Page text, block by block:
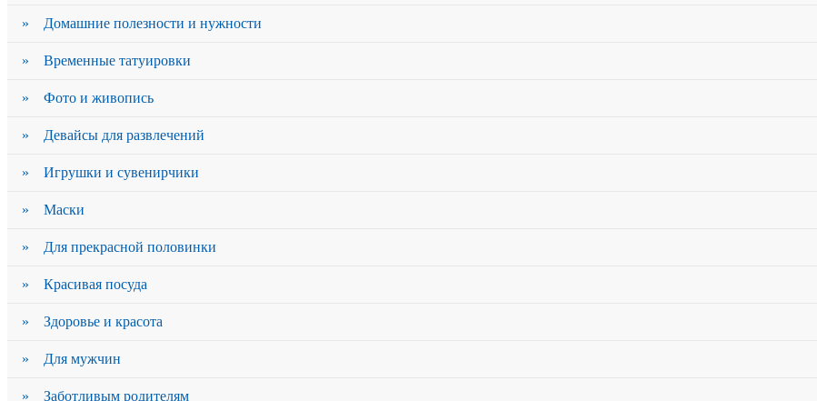
» Домашние полезности и нужности
» Временные татуировки
» Фото и живопись
» Девайсы для развлечений
» Игрушки и сувенирчики
» Маски
» Для прекрасной половинки
» Красивая посуда
» Здоровье и красота
» Для мужчин
» Заботливым родителям